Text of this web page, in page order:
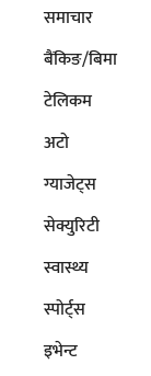
समाचार
बैंकिङ/बिमा
टेलिकम
अटाे
ग्याजेट्स
सेक्युरिटी
स्वास्थ्य
स्पोर्ट्स
इभेन्ट